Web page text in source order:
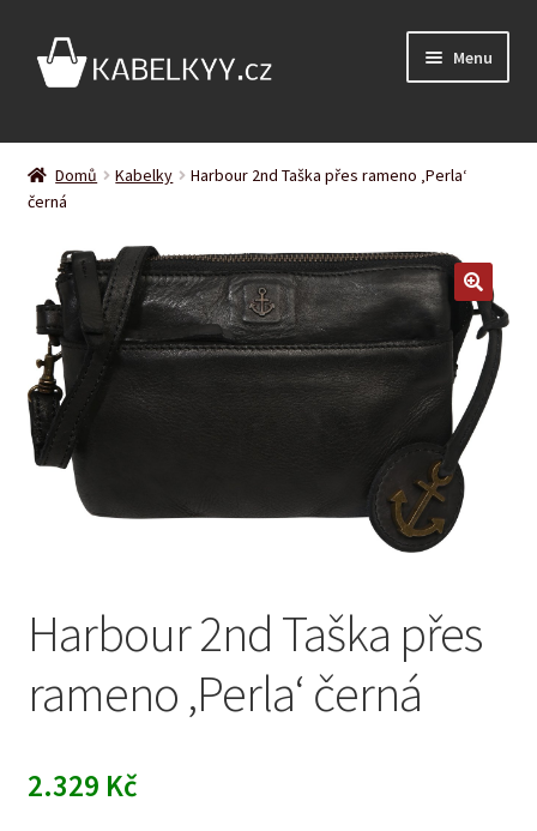
Přeskočit
na
Přejít
Menu
Úvodní stránka
Podle barvy
menu
Podle značky
Expand
child
menu
Domů Kabelky
Harbour 2nd Taška přes rameno ‚Perla‘
černá
Harbour 2nd Taška přes
rameno ‚Perla‘ černá
2.329 Kč